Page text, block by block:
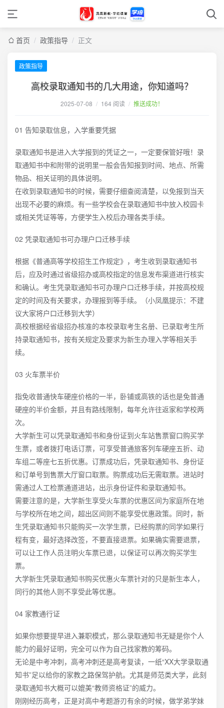
首页 / 政策指导 / 正文
政策指导
高校录取通知书的几大用途，你知道吗？
2025-07-08 / 164 阅读 / 推送成功！
01 告知录取信息，入学重要凭据
录取通知书是进入大学报到的凭证之一，一定要保管好哦！录
取通知书中和附带的说明里一般会告知报到时间、地点、所需
物品、相关证明的具体说明。
在收到录取通知书的时候，需要仔细查阅清楚，以免报到当天
出现不必要的麻烦。有一些学校会在录取通知书中放入校园卡
或相关凭证等等，方便学生入校后办理各类手续。
02 凭录取通知书可办理户口迁移手续
根据《普通高等学校招生工作规定》，考生收到录取通知书
后，应及时通过省级招办或高校指定的信息发布渠道进行核实
和确认。考生凭录取通知书可办理户口迁移手续，并按高校规
定的时间及有关要求，办理报到等手续。（小凤凰提示：不建
议大家将户口迁移到大学）
高校根据经省级招办核准的本校录取考生名册、已录取考生所
持录取通知书，按有关规定及要求为新生办理入学等相关手
续。
03 火车票半价
指免收普通快车硬座价格的一半，卧铺或高铁的话也是免普通
硬座的半价金额，并且有路线限制，每年允许往返家和学校两
次。
大学新生可以凭录取通知书和身份证到火车站售票窗口购买学
生票，或者拨打电话订票，可享受普通旅客列车硬座五折、动
车组二等座七五折优惠。订票成功后，凭录取通知书、身份证
和订单号到售票大厅窗口取票。购票成功后无需取票。进站时
需通过人工检票通道进站，出示身份证件和录取通知书。
需要注意的是，大学新生享受火车票的优惠区间为家庭所在地
与学校所在地之间，超出区间则不能享受优惠政策。同时，新
生凭录取通知书只能购买一次学生票，已经购票的同学如果行
程有变，最好选择改签，不要直接退票。如果确实需要退票，
可以让工作人员注明火车票已退，以保证可以再次购买学生
票。
大学新生凭录取通知书购买优惠火车票针对的只是新生本人，
同行的其他人则不享受此等优惠。
04 家教通行证
如果你想要提早进入兼职模式，那么录取通知书无疑是你个人
能力的最好证明，完全可以作为自己找家教的筹码。
无论是中考冲刺，高考冲刺还是高考复读，一纸“XX大学录取通
知书”足以给你的家教之路保驾护航。尤其是师范类大学，此刻
录取通知书大概可以媲美“教师资格证”的威力。
刚刚经历高考，正是对高中考题游刃有余的时候，做学弟学妹